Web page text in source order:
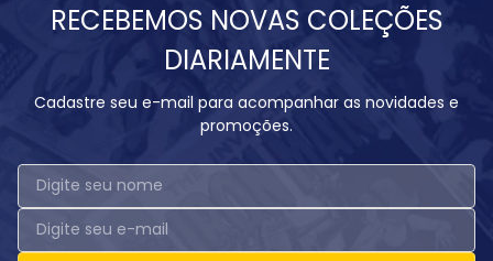
RECEBEMOS NOVAS COLEÇÕES
DIARIAMENTE
Cadastre seu e-mail para acompanhar as novidades e
promoções.